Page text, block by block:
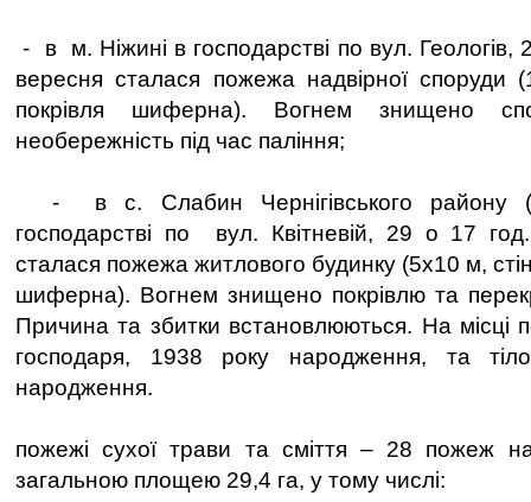
- в м. Ніжині в господарстві по вул. Геологів,
вересня сталася пожежа надвірної споруди
покрівля шиферна). Вогнем знищено
необережність під час паління;
- в с. Слабин Чернігівського району
господарстві по вул. Квітневій, 29 о 17
сталася пожежа житлового будинку (5х10 м,
шиферна). Вогнем знищено покрівлю та
Причина та збитки встановлюються. На місці
господаря, 1938 року народження, та
народження.
пожежі сухої трави та сміття – 28 пожеж на
загальною площею 29,4 га, у тому числі: